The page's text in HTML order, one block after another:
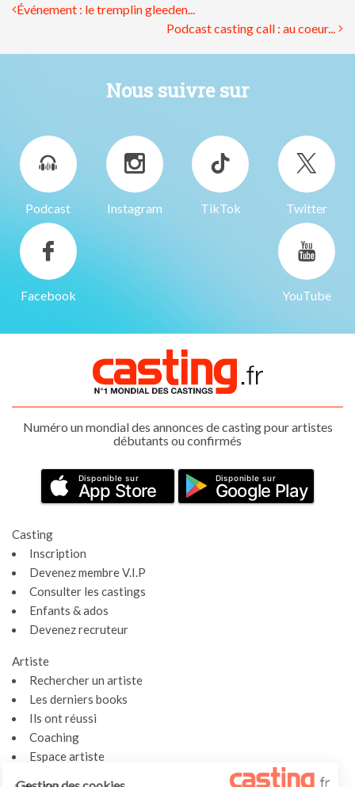
Événement : le tremplin gleeden...
Podcast casting call : au coeur...
Nous suivre sur
Podcast Instagram TikTok Twitter
Facebook YouTube
Numéro un mondial des annonces de casting pour artistes
débutants ou confirmés
Disponible sur
App Store
Disponible sur
Google Play
Casting
Inscription
Devenez membre V.I.P
Consulter les castings
Enfants & ados
Devenez recruteur
Artiste
Rechercher un artiste
Les derniers books
Ils ont réussi
Coaching
Espace artiste